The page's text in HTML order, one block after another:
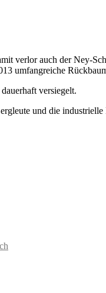
verlor auch der Ney-
umfangreiche
versiegelt.
und die industrielle